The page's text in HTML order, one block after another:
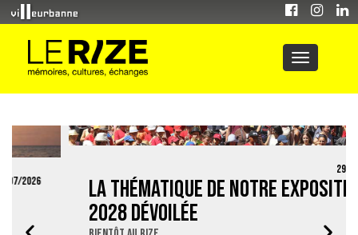
La thématique de notre exposition
2028 dévoilée